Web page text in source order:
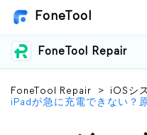
FoneTool
FoneTool Repair
FoneTool Repair > iOSシ
iPadが急に充電できない？